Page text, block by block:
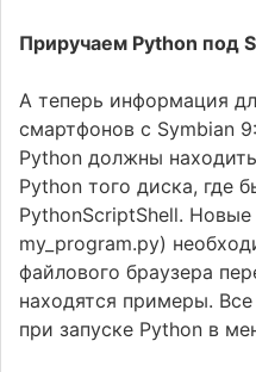
Приручаем Python под
А теперь информация
смартфонов с Symbian
Python должны
Python того диска, где
PythonScriptShell.
my_program.py)
файлового браузера
находятся примеры.
при запуске Python в